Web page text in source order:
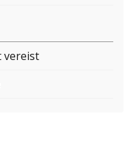
vereist